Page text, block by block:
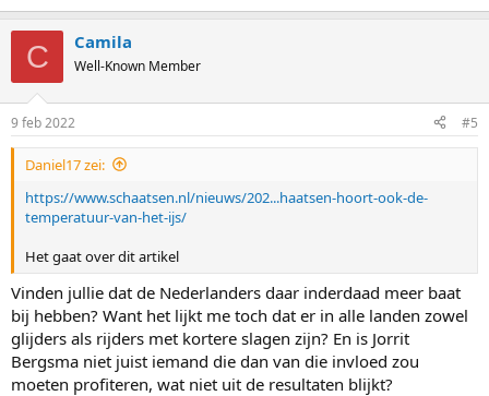
C Camila
Well-Known Member
9 feb 2022 #5
Daniel17 zei:
https://www.schaatsen.nl/nieuws/202...haatsen-hoort-ook-de-
temperatuur-van-het-ijs/
Het gaat over dit artikel
Vinden jullie dat de Nederlanders daar inderdaad meer baat
bij hebben? Want het lijkt me toch dat er in alle landen zowel
glijders als rijders met kortere slagen zijn? En is Jorrit
Bergsma niet juist iemand die dan van die invloed zou
moeten profiteren, wat niet uit de resultaten blijkt?